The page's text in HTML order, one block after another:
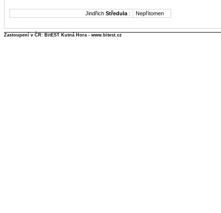
Jindřich Středula : Nepřítomen
Zastoupení v ČR: BitEST Kutná Hora - www.bitest.cz